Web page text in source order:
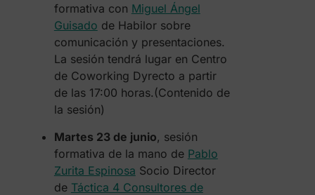
formativa con Miguel Ángel
Guisado de Habilor sobre
comunicación y presentaciones.
La sesión tendrá lugar en Centro
de Coworking Dyrecto a partir
de las 17:00 horas.(Contenido de
la sesión)
Martes 23 de junio, sesión
formativa de la mano de Pablo
Zurita Espinosa Socio Director
de Táctica 4 Consultores de